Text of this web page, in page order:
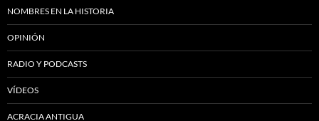
NOMBRES EN LA HISTORIA
OPINIÓN
RADIO Y PODCASTS
VÍDEOS
ACRACIA ANTIGUA